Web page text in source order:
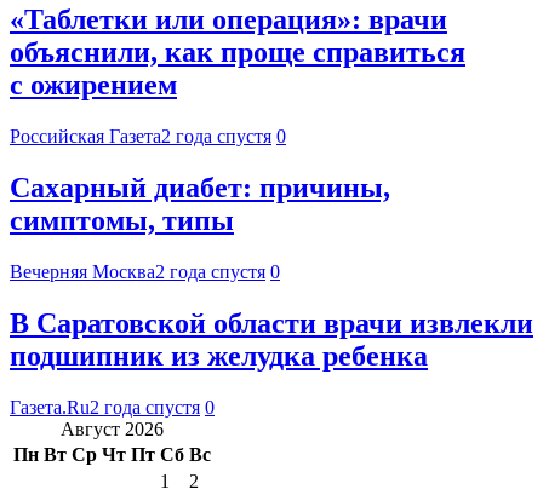
«Таблетки или операция»: врачи
объяснили, как проще справиться
с ожирением
Российская Газета2 года спустя 0
Сахарный диабет: причины,
симптомы, типы
Вечерняя Москва2 года спустя 0
В Саратовской области врачи извлекли
подшипник из желудка ребенка
Газета.Ru2 года спустя 0
Август 2026
Пн Вт Ср Чт Пт Сб Вс
1
2